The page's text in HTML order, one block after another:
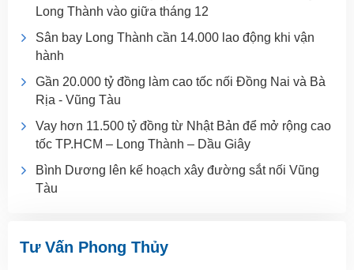
Long Thành vào giữa tháng 12
Sân bay Long Thành cần 14.000 lao động khi vận
hành
Gần 20.000 tỷ đồng làm cao tốc nối Đồng Nai và Bà
Rịa - Vũng Tàu
Vay hơn 11.500 tỷ đồng từ Nhật Bản để mở rộng cao
tốc TP.HCM – Long Thành – Dầu Giây
Bình Dương lên kế hoạch xây đường sắt nối Vũng
Tàu
Tư Vấn Phong Thủy